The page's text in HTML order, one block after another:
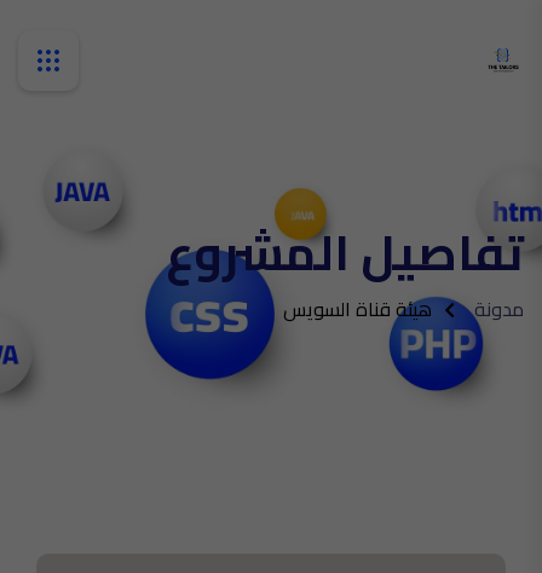
تفاصيل المشروع
مدونة هيئة قناة السويس